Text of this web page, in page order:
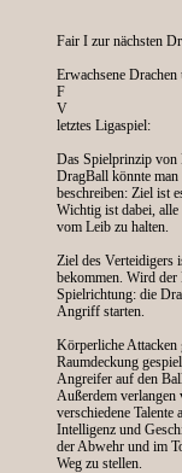
Fair I zur nächsten
Erwachsene
F
V
letztes Ligaspiel:
Das Spielprinzip von
DragBall könnte
beschreiben: Ziel ist
Wichtig ist dabei,
vom Leib zu halten.
Ziel des Verteidigers
bekommen. Wird der
Spielrichtung: die
Angriff starten.
Körperliche Attacken
Raumdeckung
Angreifer auf den
Außerdem verlangen
verschiedene
Intelligenz und
der Abwehr und im
Weg zu stellen.